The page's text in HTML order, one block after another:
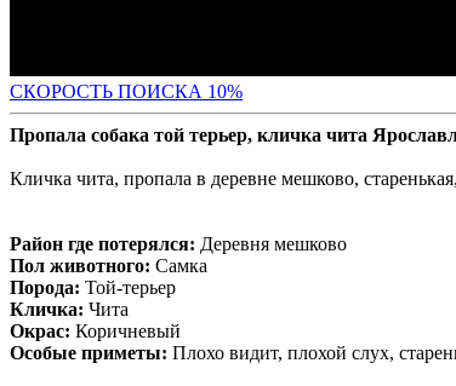
СКОРОСТЬ ПОИСКА 10%
Пропала собака той терьер, кличка чита
Кличка чита, пропала в деревне мешково,
Район где потерялся: Деревня мешково
Пол животного: Самка
Порода: Той-терьер
Кличка: Чита
Окрас: Коричневый
Особые приметы: Плохо видит, плохой слух,